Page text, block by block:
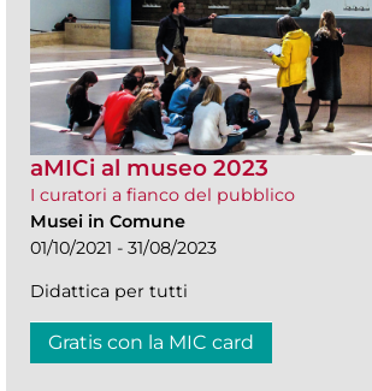
aMICi al museo 2023
I curatori a fianco del pubblico
Musei in Comune
01/10/2021 - 31/08/2023
Didattica per tutti
Gratis con la MIC card